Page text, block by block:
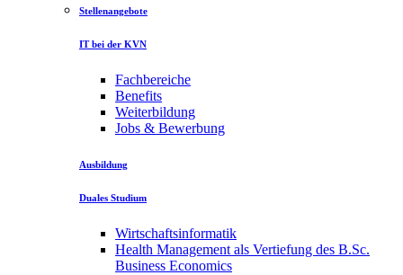
Stellenangebote
IT bei der KVN
Fachbereiche
Benefits
Weiterbildung
Jobs & Bewerbung
Ausbildung
Duales Studium
Wirtschaftsinformatik
Health Management als Vertiefung des B.Sc.
Business Economics